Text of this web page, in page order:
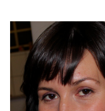
Acerca
Programa de residencia
CRUCERO
Quedate con nosotras
Archivo